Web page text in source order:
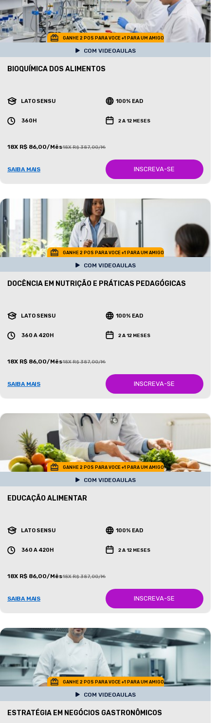
GANHE 2 POS PARA VOCE +1 PARA UM AMIGO
COM VIDEOAULAS
BIOQUÍMICA DOS ALIMENTOS
LATO SENSU 100% EAD
360H 2 A 12 MESES
18X R$ 86,00/Mês18X R$ 387,00/Mês
SAIBA MAIS INSCREVA-SE
GANHE 2 POS PARA VOCE +1 PARA UM AMIGO
COM VIDEOAULAS
DOCÊNCIA EM NUTRIÇÃO E PRÁTICAS PEDAGÓGICAS
LATO SENSU 100% EAD
360 A 420H 2 A 12 MESES
18X R$ 86,00/Mês18X R$ 387,00/Mês
SAIBA MAIS INSCREVA-SE
GANHE 2 POS PARA VOCE +1 PARA UM AMIGO
COM VIDEOAULAS
EDUCAÇÃO ALIMENTAR
LATO SENSU 100% EAD
360 A 420H 2 A 12 MESES
18X R$ 86,00/Mês18X R$ 387,00/Mês
SAIBA MAIS INSCREVA-SE
GANHE 2 POS PARA VOCE +1 PARA UM AMIGO
COM VIDEOAULAS
ESTRATÉGIA EM NEGÓCIOS GASTRONÔMICOS